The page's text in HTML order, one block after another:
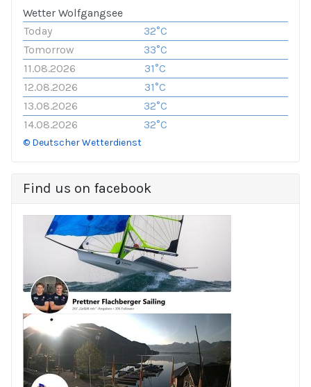
Wetter Wolfgangsee
Today
32°C
Tomorrow
33°C
11.08.2026
31°C
12.08.2026
31°C
13.08.2026
32°C
14.08.2026
32°C
© Deutscher Wetterdienst
Find us on facebook